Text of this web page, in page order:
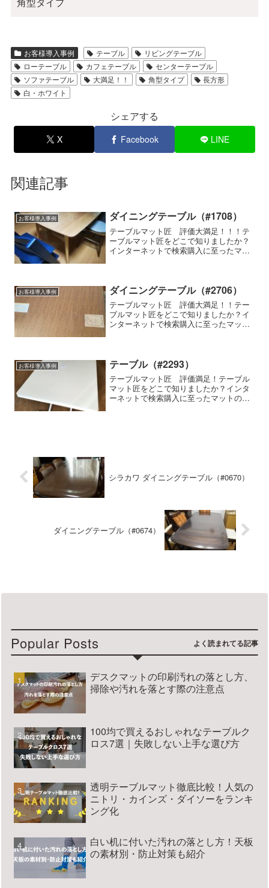
お客様導入事例 テーブル
リビングテーブル
ローテーブル
カフェテーブル
センターテーブル
ソファテーブル
大満足！！ 角型タイプ
長方形
白・ホワイト
シェアする
X Facebook LINE
関連記事
お客様導入事例 ダイニングテーブル（#1708）
テーブルマット匠 評価大満足！！！テ
ーブルマット匠をどこで知りましたか？
インターネットで検索購入に至ったマッ
マット匠の使用感はいか...
お客様導入事例 ダイニングテーブル（#2706）
テーブルマット匠 評価大満足！！テー
ブルマット匠をどこで知りましたか？イ
ンターネットで検索購入に至ったマット
かがですか注文寸法ぴ...
お客様導入事例 テーブル（#2293）
テーブルマット匠 評価満足！テーブル
マット匠をどこで知りましたか？インタ
ーネットで検索購入に至ったマットの特
シラカワ ダイニングテーブル（#0670）
ダイニングテーブル（#0674）
Popular Posts
デスクマットの印刷汚れの落とし方、
掃除や汚れを落とす際の注意点
100均で買えるおしゃれなテーブルク
ロス7選｜失敗しない上手な選び方
透明テーブルマット徹底比較！人気の
ニトリ・カインズ・ダイソーをランキ
ング化
白い机に付いた汚れの落とし方！天板
の素材別・防止対策も紹介